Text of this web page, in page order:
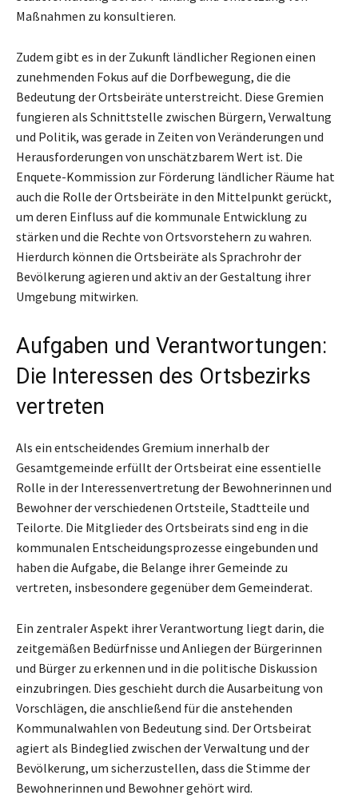
Maßnahmen zu konsultieren.
Zudem gibt es in der Zukunft ländlicher Regionen einen
zunehmenden Fokus auf die Dorfbewegung, die die
Bedeutung der Ortsbeiräte unterstreicht. Diese Gremien
fungieren als Schnittstelle zwischen Bürgern, Verwaltung
und Politik, was gerade in Zeiten von Veränderungen und
Herausforderungen von unschätzbarem Wert ist. Die
Enquete-Kommission zur Förderung ländlicher Räume hat
auch die Rolle der Ortsbeiräte in den Mittelpunkt gerückt,
um deren Einfluss auf die kommunale Entwicklung zu
stärken und die Rechte von Ortsvorstehern zu wahren.
Hierdurch können die Ortsbeiräte als Sprachrohr der
Bevölkerung agieren und aktiv an der Gestaltung ihrer
Umgebung mitwirken.
Aufgaben und Verantwortungen:
Die Interessen des Ortsbezirks
vertreten
Als ein entscheidendes Gremium innerhalb der
Gesamtgemeinde erfüllt der Ortsbeirat eine essentielle
Rolle in der Interessenvertretung der Bewohnerinnen und
Bewohner der verschiedenen Ortsteile, Stadtteile und
Teilorte. Die Mitglieder des Ortsbeirats sind eng in die
kommunalen Entscheidungsprozesse eingebunden und
haben die Aufgabe, die Belange ihrer Gemeinde zu
vertreten, insbesondere gegenüber dem Gemeinderat.
Ein zentraler Aspekt ihrer Verantwortung liegt darin, die
zeitgemäßen Bedürfnisse und Anliegen der Bürgerinnen
und Bürger zu erkennen und in die politische Diskussion
einzubringen. Dies geschieht durch die Ausarbeitung von
Vorschlägen, die anschließend für die anstehenden
Kommunalwahlen von Bedeutung sind. Der Ortsbeirat
agiert als Bindeglied zwischen der Verwaltung und der
Bevölkerung, um sicherzustellen, dass die Stimme der
Bewohnerinnen und Bewohner gehört wird.